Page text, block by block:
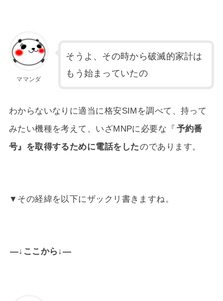
ママンダ
そうよ、その時から破滅的家計は
もう始まっていたの
わからないなりに適当に格安SIMを調べて、持って
みたい機種を考えて、いざMNPに必要な『 予約番
号』を取得するために電話をしたのであります。
▼その経緯を以下にザックリ書きますね。
—↓ここから↓—